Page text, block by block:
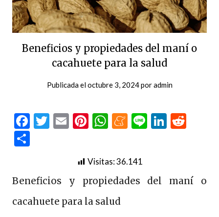
Beneficios y propiedades del maní o
cacahuete para la salud
Publicada eloctubre 3, 2024poradmin
Facebook
Twitter
EmailPinterest
WhatsApp
Meneame
Line
Visitas:36.141
Beneficios y propiedades del maní o
cacahuete para la salud